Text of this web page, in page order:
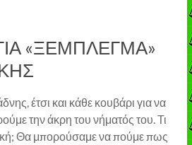
«ΞΕΜΠΛΕΓΜΑ»
έτσι και κάθε κουβάρι για να
την άκρη του νήματός του. Τι
Θα μπορούσαμε να πούμε πως